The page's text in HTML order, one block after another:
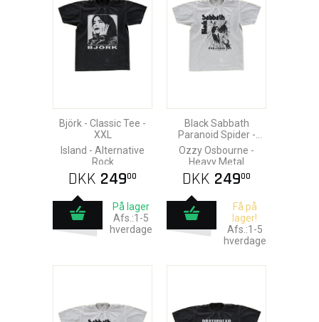
Björk - Classic Tee -
XXL
Island - Alternative
Rock
DKK 24900
På lager
Afs.:1-5
hverdage
Black Sabbath
Paranoid Spider -
Classic Tee - Large
Ozzy Osbourne -
Heavy Metal
DKK 24900
Få på
lager!
Afs.:1-5
hverdage